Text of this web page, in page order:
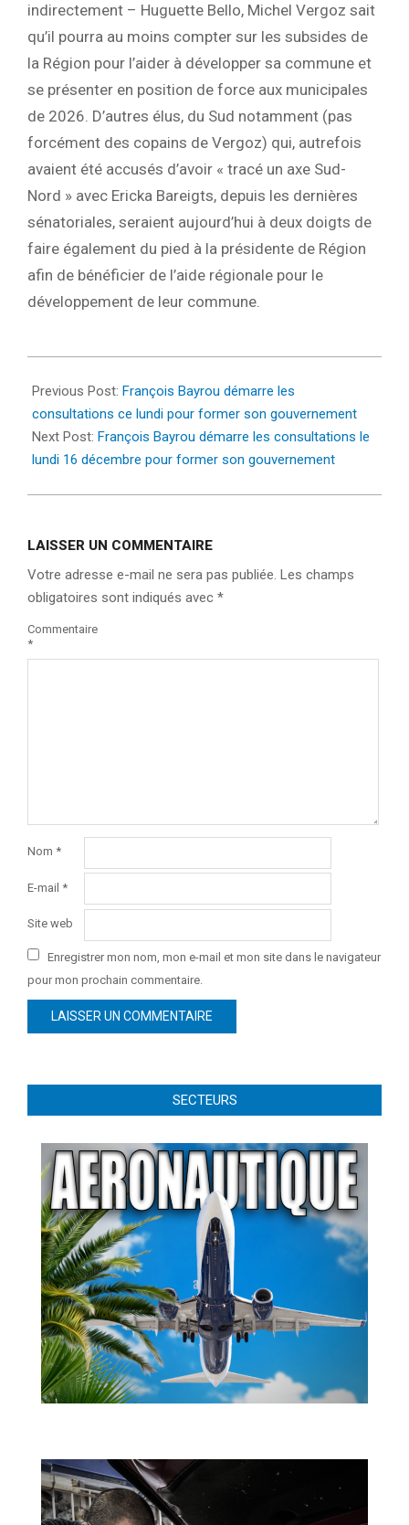
indirectement – Huguette Bello, Michel Vergoz sait
qu’il pourra au moins compter sur les subsides de
la Région pour l’aider à développer sa commune et
se présenter en position de force aux municipales
de 2026. D’autres élus, du Sud notamment (pas
forcément des copains de Vergoz) qui, autrefois
avaient été accusés d’avoir « tracé un axe Sud-
Nord » avec Ericka Bareigts, depuis les dernières
sénatoriales, seraient aujourd’hui à deux doigts de
faire également du pied à la présidente de Région
afin de bénéficier de l’aide régionale pour le
développement de leur commune.
12-
19
Previous Post: François Bayrou démarre les
consultations ce lundi pour former son gouvernement
Next Post: François Bayrou démarre les consultations le
lundi 16 décembre pour former son gouvernement
LAISSER UN COMMENTAIRE
Votre adresse e-mail ne sera pas publiée. Les champs
obligatoires sont indiqués avec *
Commentaire
*
Nom *
E-mail *
Site web
Enregistrer mon nom, mon e-mail et mon site dans le navigateur
pour mon prochain commentaire.
SECTEURS